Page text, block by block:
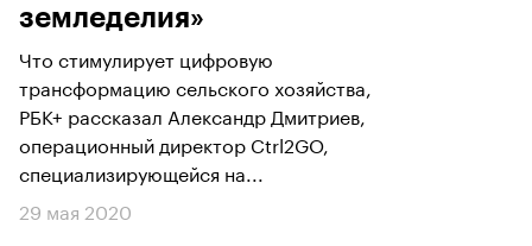
земледелия»
Что стимулирует цифровую
трансформацию сельского хозяйства,
РБК+ рассказал Александр Дмитриев,
операционный директор Ctrl2GO,
специализирующейся на...
29 мая 2020